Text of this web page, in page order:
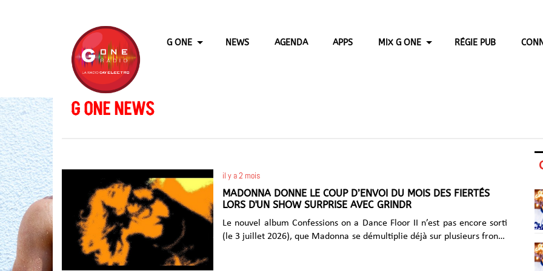
G ONE NEWS AGENDA APPS MIX G ONE RÉGIE PUB
G ONE NEWS
il y a 2 mois
MADONNA DONNE LE COUP D’ENVOI DU MOIS DES FIERTÉS
LORS D'UN SHOW SURPRISE AVEC GRINDR
Le nouvel album Confessions on a Dance Floor II n’est pas encore sorti
(le 3 juillet 2026), que Madonna se démultiplie déjà sur plusieurs fronts.